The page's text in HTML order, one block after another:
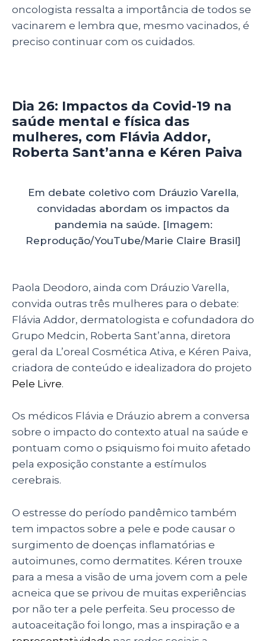
oncologista ressalta a importância de todos se
vacinarem e lembra que, mesmo vacinados, é
preciso continuar com os cuidados.
Dia 26: Impactos da Covid-19 na
saúde mental e física das
mulheres, com Flávia Addor,
Roberta Sant’anna e Kéren Paiva
Em debate coletivo com Dráuzio Varella,
convidadas abordam os impactos da
pandemia na saúde. [Imagem:
Reprodução/YouTube/Marie Claire Brasil]
Paola Deodoro, ainda com Dráuzio Varella,
convida outras três mulheres para o debate:
Flávia Addor, dermatologista e cofundadora do
Grupo Medcin, Roberta Sant’anna, diretora
geral da L’oreal Cosmética Ativa, e Kéren Paiva,
criadora de conteúdo e idealizadora do projeto
Pele Livre.
Os médicos Flávia e Dráuzio abrem a conversa
sobre o impacto do contexto atual na saúde e
pontuam como o psiquismo foi muito afetado
pela exposição constante a estímulos
cerebrais.
O estresse do período pandêmico também
tem impactos sobre a pele e pode causar o
surgimento de doenças inflamatórias e
autoimunes, como dermatites. Kéren trouxe
para a mesa a visão de uma jovem com a pele
acneica que se privou de muitas experiências
por não ter a pele perfeita. Seu processo de
autoaceitação foi longo, mas a inspiração e a